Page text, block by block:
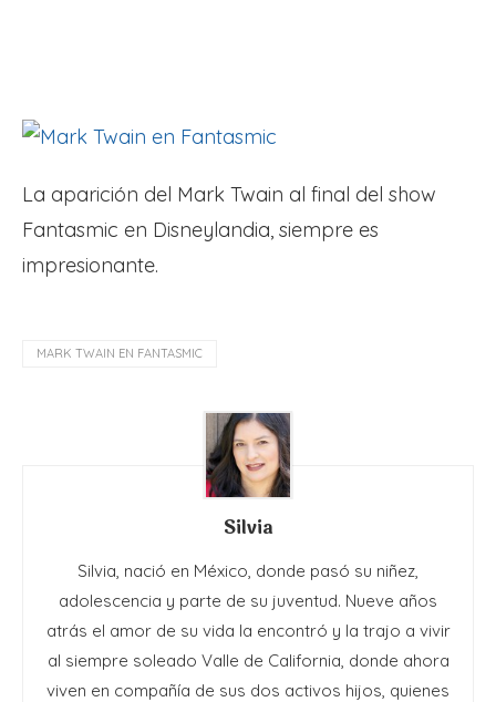
La aparición del Mark Twain al final del show
Fantasmic en Disneylandia, siempre es
impresionante.
MARK TWAIN EN FANTASMIC
Silvia
Silvia, nació en México, donde pasó su niñez,
adolescencia y parte de su juventud. Nueve años
atrás el amor de su vida la encontró y la trajo a vivir
al siempre soleado Valle de California, donde ahora
viven en compañía de sus dos activos hijos, quienes